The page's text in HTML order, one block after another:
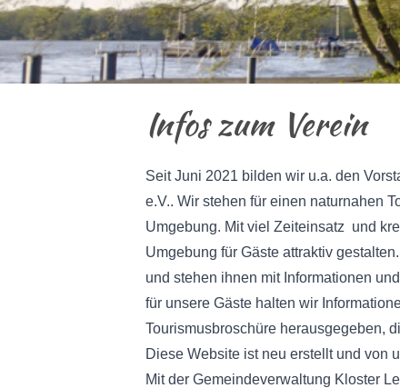
Infos zum Verein
Seit Juni 2021 bilden wir u.a. den
e.V.. Wir stehen für einen naturnahen
Umgebung. Mit viel Zeiteinsatz und
Umgebung für Gäste attraktiv
und stehen ihnen mit Informationen
für unsere Gäste halten wir
Tourismusbroschüre herausgegeben,
Diese Website ist neu erstellt und von
Mit der Gemeindeverwaltung Kloster